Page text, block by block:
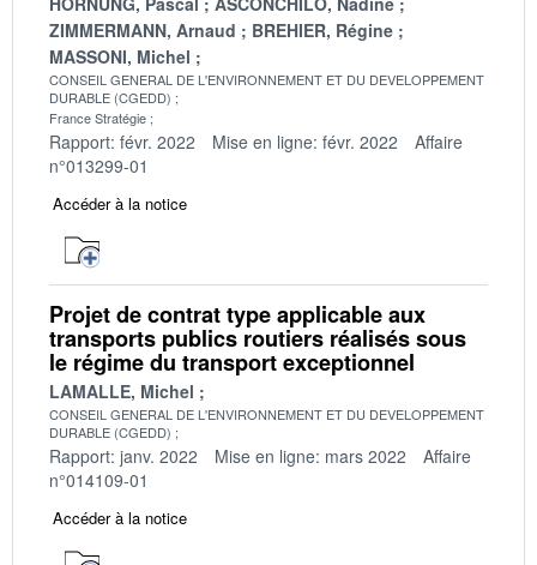
ZIMMERMANN, Arnaud
BREHIER, Régine
MASSONI, Michel
CONSEIL GENERAL DE L'ENVIRONNEMENT ET DU DEVELOPPEMENT
DURABLE (CGEDD)
France Stratégie
Rapport: févr. 2022 Mise en ligne: févr. 2022
Affaire
n°013299-01
Accéder à la notice
Projet de contrat type applicable aux
transports publics routiers réalisés sous
le régime du transport exceptionnel
LAMALLE, Michel
CONSEIL GENERAL DE L'ENVIRONNEMENT ET DU DEVELOPPEMENT
DURABLE (CGEDD)
Rapport: janv. 2022 Mise en ligne: mars 2022
Affaire
n°014109-01
Accéder à la notice